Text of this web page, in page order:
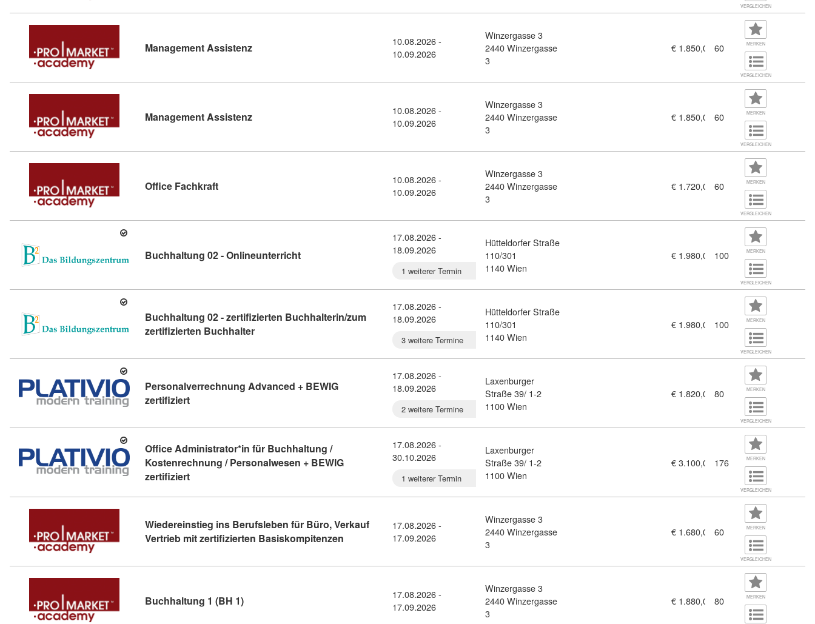
VERGLEICHEN
Management AssistenzKursdetail: Management Assistenz (11436326)
10.08.2026 -
10.09.2026
Winzergasse 3
2440 Winzergasse
3
€ 1.850,00 60 MERKEN
VERGLEICHEN
Management AssistenzKursdetail: Management Assistenz (11436330)
10.08.2026 -
10.09.2026
Winzergasse 3
2440 Winzergasse
3
€ 1.850,00 60 MERKEN
VERGLEICHEN
Office FachkraftKursdetail: Office Fachkraft (11436301)
10.08.2026 -
10.09.2026
Winzergasse 3
2440 Winzergasse
3
€ 1.720,00 60 MERKEN
VERGLEICHEN
Buchhaltung 02 - OnlineunterrichtKursdetail: Buchhaltung 02 - Onlineunterricht (9122577)
17.08.2026 -
18.09.2026
1 weiterer Termin
Hütteldorfer Straße
110/301
1140 Wien
€ 1.980,00 100 MERKEN
VERGLEICHEN
Buchhaltung 02 - zertifizierten Buchhalterin/zum
zertifizierten BuchhalterKursdetail: Buchhaltung 02 - zertifizierten Buchhalterin/zum zertifizierten Buchhalter (1448049)
17.08.2026 -
18.09.2026
3 weitere Termine
Hütteldorfer Straße
110/301
1140 Wien
€ 1.980,00 100 MERKEN
VERGLEICHEN
Personalverrechnung Advanced + BEWIG
zertifiziertKursdetail: Personalverrechnung Advanced + BEWIG zertifiziert (2210761)
17.08.2026 -
18.09.2026
2 weitere Termine
Laxenburger
Straße 39/ 1-2
1100 Wien
€ 1.820,00 80 MERKEN
VERGLEICHEN
Office Administrator*in für Buchhaltung /
Kostenrechnung / Personalwesen + BEWIG
zertifiziertKursdetail: Office Administrator*in für Buchhaltung / Kostenrechnung / Personalwesen + BEWIG zertifiziert (7377164)
17.08.2026 -
30.10.2026
1 weiterer Termin
Laxenburger
Straße 39/ 1-2
1100 Wien
€ 3.100,00 176 MERKEN
VERGLEICHEN
Wiedereinstieg ins Berufsleben für Büro, Verkauf
Vertrieb mit zertifizierten Basiskompitenzen Kursdetail: Wiedereinstieg ins Berufsleben für Büro, Verkauf Vertrieb mit zertifizierten Basiskompitenzen
17.08.2026 -
17.09.2026
Winzergasse 3
2440 Winzergasse
3
€ 1.680,00 60 MERKEN
VERGLEICHEN
Buchhaltung 1 (BH 1)Kursdetail: Buchhaltung 1 (BH 1) (11436366)
17.08.2026 -
17.09.2026
Winzergasse 3
2440 Winzergasse
3
€ 1.880,00 80 MERKEN